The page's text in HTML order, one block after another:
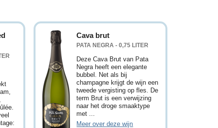
Cava brut
PATA NEGRA - 0,75 LITER
Deze Cava Brut van Pata
Negra heeft een elegante
bubbel. Net als bij
champagne krijgt de wijn een
tweede vergisting op fles. De
term Brut is een verwijzing
naar het droge smaaktype
met ...
Meer over deze wijn